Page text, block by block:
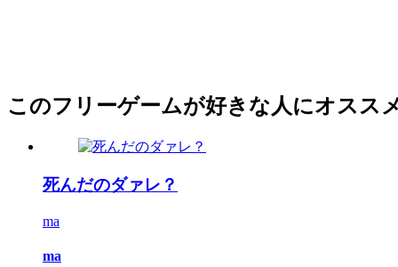
このフリーゲームが好きな人にオスス
死んだのダァレ？
ma
ma